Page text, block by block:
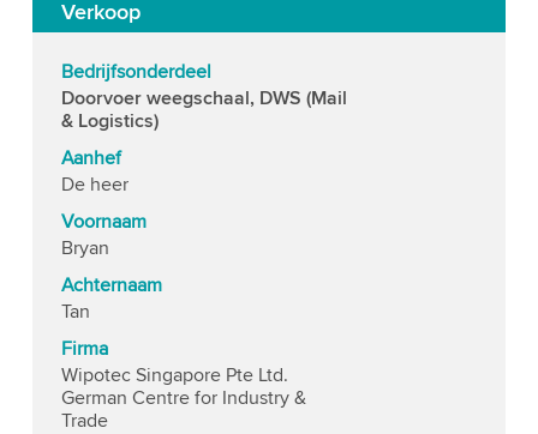
Verkoop
Bedrijfsonderdeel
Doorvoer weegschaal, DWS (Mail
& Logistics)
Aanhef
De heer
Voornaam
Bryan
Achternaam
Tan
Firma
Wipotec Singapore Pte Ltd.
German Centre for Industry &
Trade